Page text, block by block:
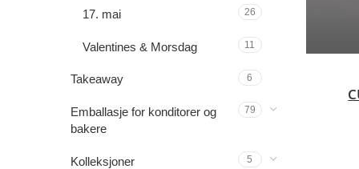
17. mai 26
Valentines & Morsdag 11
Takeaway 6
Emballasje for konditorer og
bakere
79
Kolleksjoner 5